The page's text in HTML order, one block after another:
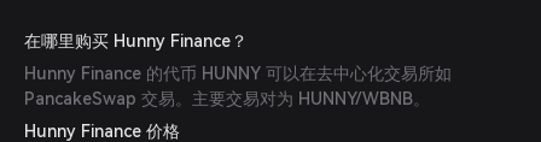
在哪里购买 Hunny Finance？
Hunny Finance 的代币 HUNNY 可以在去中心化交易所如
PancakeSwap 交易。主要交易对为 HUNNY/WBNB。
Hunny Finance 价格